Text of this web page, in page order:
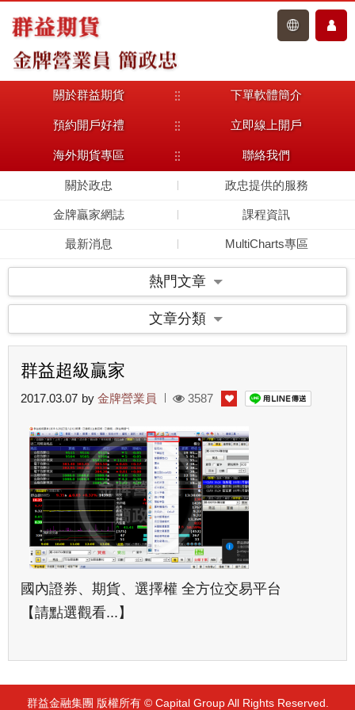
主選單
關於群益期貨 下單軟體簡介
預約開戶好禮 立即線上開戶
海外期貨專區 聯絡我們
關於政忠 政忠提供的服務
金牌贏家網誌 課程資訊
最新消息 MultiCharts專區
熱門文章
文章分類
群益超級贏家
2017.03.07 by 金牌營業員 3587
國內證券、期貨、選擇權 全方位交易平台
【請點選觀看...】
群益金融集團 版權所有 © Capital Group All Rights Reserved.